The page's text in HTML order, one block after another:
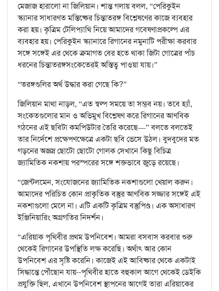
মেজাজ হারালো না জিলিয়ান। শান্ত গলায় বলল, “পেরিকুইন
স্ক্যানার সাধারণত মস্তিষ্কের চিন্তাতরঙ্গ বিশ্লেষণের কাজে ব্যবহার
করা হয়। কৃত্রিম টেলিপ্যাথি নিয়ে আমাদের গবেষণাপ্রকল্পে এর
ব্যবহার হয়। পেরিকুইন স্ক্যানারে রিগানের নমুনাটি পরীক্ষা করবার
সঙ্গে সঙ্গেই এর থেকে ক্রমাগত বের হতে থাকা জিটা গোত্রের পাঁচ
ধরনের চিন্তাতরঙ্গসংকেতেরই অস্তিত্ব পাওয়া যায়।”
“তরঙ্গগুলির অর্থ উদ্ধার করা গেছে কি?”
জিলিয়ান মাথা নাড়ল, “এত স্বল্প সময়ে তা সম্ভব নয়। তবে হ্যাঁ,
সংকেতগুলোর মান ও অভিমুখ বিশ্লেষণ করে রিগানের আণবিক
গঠনের এই ছবিটা কমপিউটার তৈরি করেছে—” বলতে বলতেই
তার নির্দেশে প্রক্ষেপণক্ষেত্রে একটা ছবি ভেসে উঠল। বুদবুদের মত
গড়নের অজস্র ছোটো ছোটো গোলক সেখানে কিছু বিচিত্র
জ্যামিতিক নকশায় পরস্পরের সঙ্গে শক্তভাবে জুড়ে রয়েছে।
“জেন্টলমেন, সংযোজনের জ্যামিতিক নকশাগুলো খেয়াল করুন।
আমাদের পরিচিত কোন প্রাকৃতিক বস্তুর আণবিক সজ্জার সঙ্গেই এই
নকশাগুলো মেলে না। এটি একটি কৃত্রিম বস্তুপিণ্ড। এক অসাধারণ
ইঞ্জিনিয়ারিং অগ্রগতির নিদর্শন।
“এরিয়াক পৃথিবীর প্রথম উপনিবেশ। আমরা বসবাস করবার শুরু
থেকেই রিগানের উপস্থিতি লক্ষ করেছি। অর্থাৎ আর কোন
উপনিবেশ এর সৃষ্টি করেনি। কাজেই এই আবিষ্কার থেকে একটাই
সিদ্ধান্তে পৌঁছোন যায়--পৃথিবীর হাতে বহুকাল আগে থেকেই ডেইকি
প্রযুক্তি ছিল, এখানে উপনিবেশ স্থাপনের আগেই তারা এরিয়াকের